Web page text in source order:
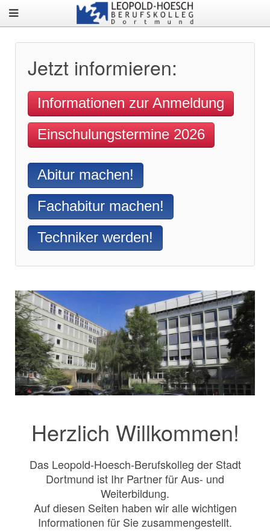
Jetzt informieren:
Informationen zur Anmeldung
Einschulungstermine 2026
Abitur machen!
Fachabitur machen!
Techniker werden!
Herzlich Willkommen!
Das Leopold-Hoesch-Berufskolleg der Stadt
Dortmund ist Ihr Partner für Aus- und
Weiterbildung.
Auf diesen Seiten haben wir alle wichtigen
Informationen für Sie zusammengestellt.